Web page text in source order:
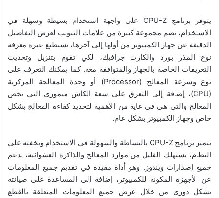
يتوفر برنامج CPU-Z على واجهة استخدام بسيطة وسهلة في
الاستخدام، تضم مجموعة كبيرة من علامات التبويب لعرض التفاصيل
الدقيقة عن جهاز الكمبيوتر من أولها إلى آخرها، تستطيع عبره معرفة
نوع المذر بورد والكارت جرافيك، لكي تقوم بتنزيل وتحديث
التعريفات الخاصة بالجهاز والمتوافقة معه. كما يمكنك التعرف على
نوع وسرعة المعالج (Processor)‏ أو وحدة المعالجة المركزية
(CPU)‏، إضافة إلى التعرق على سعة الكاش ميموري التي تخص
المعالج والتي هي في غاية من الأهمية لتحديد كفاءة المعالج بشكل
خاص وجهاز الكمبيوتر بشكل عام.
يتميز برنامج CPU-Z بالبساطة والسهولة في الاستخدام وبخفته على
النظام، يستهلك القليل من موارد المعالج والذاكرة العشوائية، يدعم
جميع إصدارات ويندوز. وهو أداة مفيدة في تقديم جميع المعلومات
عن الأجهزة المكونة للكمبيوتر، إضافة إلى المساعدة على صيانته
بشكل دوري من خلال عرض جميع المعلومات المتعلقة بالقطع